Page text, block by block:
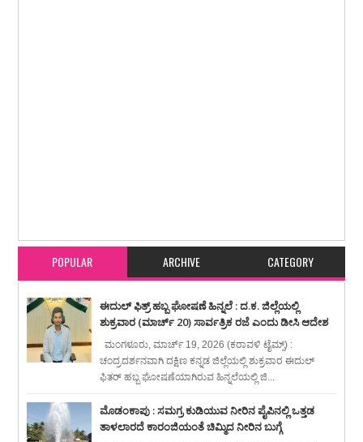
POPULAR ARCHIVE CATEGORY
ಈದುಲ್ ಫಿತ್ರ್ ಹಬ್ಬ ಘೋಷಣೆ ಹಿನ್ನಲೆ : ದ.ಕ. ಜಿಲ್ಲೆಯಲ್ಲಿ
ಶುಕ್ರವಾರ (ಮಾರ್ಚ್ 20) ಸಾರ್ವತ್ರಿಕ ರಜೆ ಎಂದು ಡೀಸಿ ಆದೇಶ
ಮಂಗಳೂರು, ಮಾರ್ಚ್ 19, 2026 (ಕರಾವಳಿ ಟೈಮ್ಸ್) :
ಚಂದ್ರದರ್ಶನವಾಗಿ ದಕ್ಷಿಣ ಕನ್ನಡ ಜಿಲ್ಲೆಯಲ್ಲಿ ಶುಕ್ರವಾರ ಈದುಲ್
ಫಿತರ್ ಹಬ್ಬ ಘೋಷಣೆಯಾಗಿರುವ ಹಿನ್ನಲೆಯಲ್ಲಿ ಜಿ...
ಮೊಡಂಕಾಪು : ಸಮಗ್ರ ಕುಡಿಯುವ ನೀರಿನ ಪೈಪಿನಲ್ಲಿ ಒತ್ತಡ
ತಾಳಲಾರದೆ ಕಾರಂಜಿಯಂತೆ ಚಿಮ್ಮಿದ ನೀರಿನ ಬುಗ್ಗೆ